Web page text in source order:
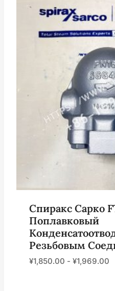
Спиракс Сарко
Поплавковый
Резьбовым
¥1,850.00 - ¥1,969.00